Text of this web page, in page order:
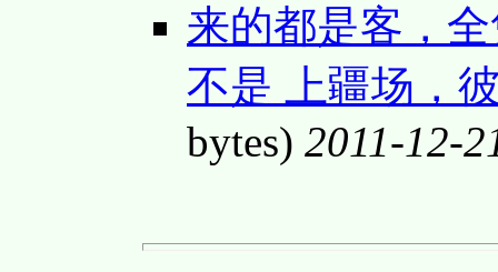
来的都是客，
不是 上疆场，
bytes) 2011-12-